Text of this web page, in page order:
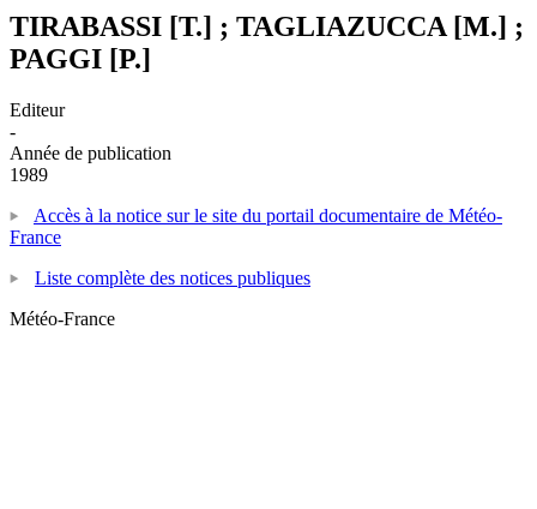
TIRABASSI [T.] ; TAGLIAZUCCA [M.] ;
PAGGI [P.]
Editeur
-
Année de publication
1989
Accès à la notice sur le site du portail documentaire de Météo-
France
Liste complète des notices publiques
Météo-France